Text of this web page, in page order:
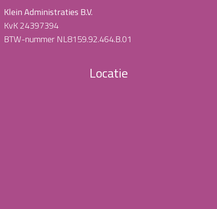
Klein Administraties B.V.
KvK 24397394
BTW-nummer NL8159.92.464.B.01
Locatie